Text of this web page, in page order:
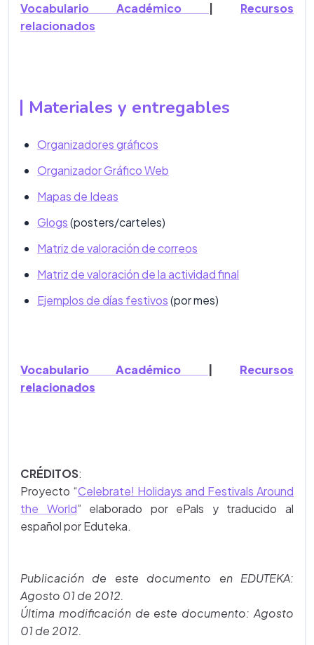
Vocabulario Académico
Recursos
relacionados
Materiales y entregables
Organizadores gráficos
Organizador Gráfico Web
Mapas de Ideas
Glogs(posters/carteles)
Matriz de valoración de correos
Matriz de valoración de la actividad final
Ejemplos de días festivos(por mes)
Vocabulario Académico
Recursos
relacionados
CRÉDITOS:
Proyecto “Celebrate! Holidays and Festivals Around
the World” elaborado por ePals y traducido al
español por Eduteka.
Publicación de este documento en EDUTEKA:
Agosto 01 de 2012.
Última modificación de este documento: Agosto
01 de 2012.